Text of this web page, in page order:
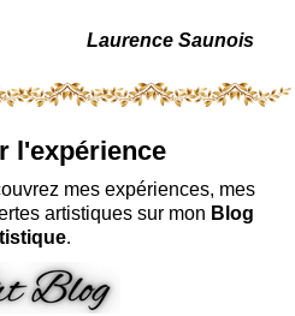
Laurence Saunois
l'expérience
mes expériences, mes
artistiques sur mon Blog
.